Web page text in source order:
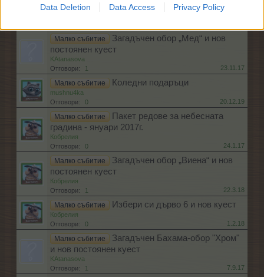
Data Deletion Data Access Privacy Policy
постоянен куест
Малко събитие
Загадъчен обор „Мед“ и нов
постоянен куест
KAtanasova
Отговори:
1 23.11.17
Малко събитие Коледни подаръци
mushnu4ka
Отговори:
0 20.12.19
Малко събитие
Пакет редове за небесната
градина - януари 2017г.
Кобрелия
Отговори:
0 24.1.17
Малко събитие
Загадъчен обор „Виена“ и нов
постоянен куест
Кобрелия
Отговори:
1 22.3.18
Малко събитие Избери си дърво 6 и нов куест
Кобрелия
Отговори:
0 1.2.18
Малко събитие
Загадъчен Бахама-обор "Хром"
и нов постоянен куест
KAtanasova
Отговори:
1 7.9.17